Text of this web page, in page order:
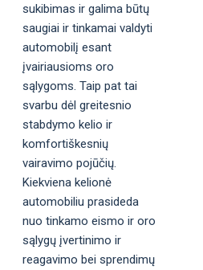
sukibimas ir galima būtų
saugiai ir tinkamai valdyti
automobilį esant
įvairiausioms oro
sąlygoms. Taip pat tai
svarbu dėl greitesnio
stabdymo kelio ir
komfortiškesnių
vairavimo pojūčių.
Kiekviena kelionė
automobiliu prasideda
nuo tinkamo eismo ir oro
sąlygų įvertinimo ir
reagavimo bei sprendimų